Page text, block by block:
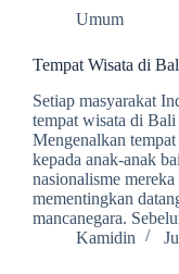
Umum
Tempat Wisata di
Setiap masyarakat
tempat wisata di
Mengenalkan
kepada anak-anak
nasionalisme
mementingkan
mancanegara.
Kamidin